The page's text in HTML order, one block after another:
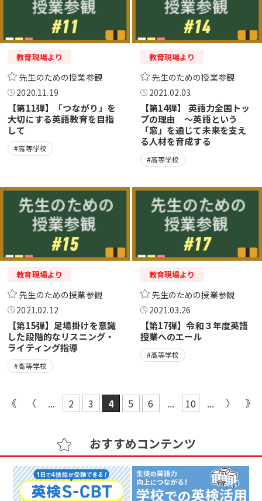
教育現場より
先生のための授業参観
2020.11.19
【第11弾】「つながり」を
大切にする英語教育を目指
して
#高等学校
教育現場より
先生のための授業参観
2021.02.03
【第14弾】 英語力全国トッ
プの理由 ～英語という
「窓」を通じて未来を支え
る人材を育成する
#高等学校
教育現場より
先生のための授業参観
2021.02.12
【第15弾】足場掛けを意識
した段階的なリスニング・
ライティング指導
#高等学校
教育現場より
先生のための授業参観
2021.03.26
【第17弾】令和３年度英語
授業へのエール
#高等学校
... 2 3 4 5 6 ... 10 ...
おすすめコンテンツ